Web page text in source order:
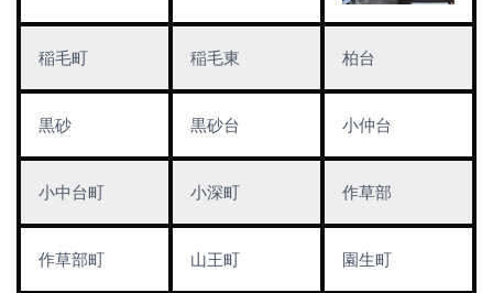
稲毛町 稲毛東 柏台
黒砂 黒砂台 小仲台
小中台町 小深町 作草部
作草部町 山王町 園生町